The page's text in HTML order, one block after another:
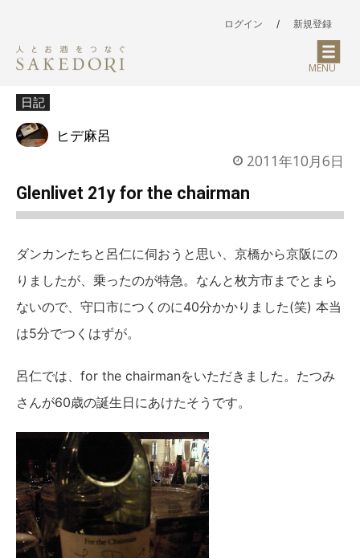
ログイン / 新規登録
MENU
日記
ヒデ麻呂
2011年10月6日
Glenlivet 21y for the chairman
ダンカンたちと呂仁に伺おうと思い、京橋から京阪にの
りましたが、乗ったのが特急。なんと枚方市までとまら
ないので、守口市につくのに40分かかりました(笑) 本当
は5分でつくはずが。
呂仁では、for the chairmanをいただきました。たつみ
さんが60歳の誕生日にあけたそうです。